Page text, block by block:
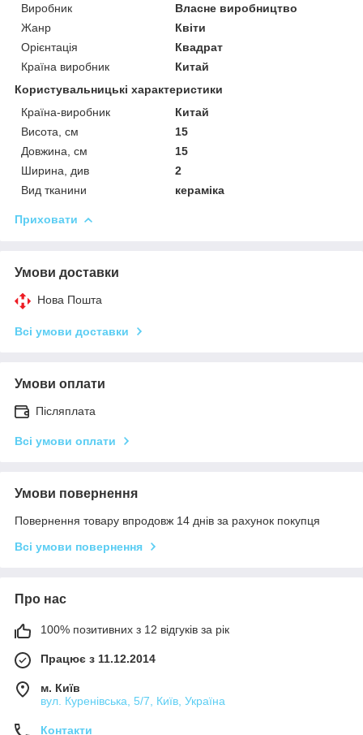
Виробник
Власне виробництво
Жанр
Квіти
Орієнтація
Квадрат
Країна виробник
Китай
Користувальницькі характеристики
Країна-виробник
Китай
Висота, см
15
Довжина, см
15
Ширина, див
2
Вид тканини
кераміка
Приховати
Умови доставки
Нова Пошта
Всі умови доставки
Умови оплати
Післяплата
Всі умови оплати
Умови повернення
Повернення товару впродовж 14 днів за рахунок покупця
Всі умови повернення
Про нас
100% позитивних з 12 відгуків за рік
Працює з 11.12.2014
м. Київ
вул. Куренівська, 5/7, Київ, Україна
Контакти